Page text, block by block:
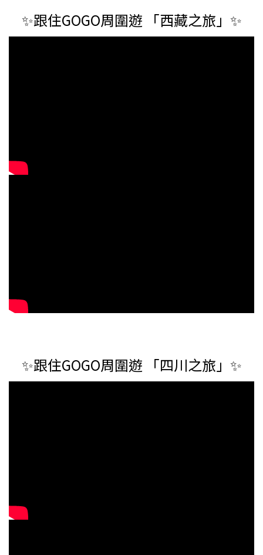
貨可新蒲崗倉庫
即取）
✨跟住GOGO周圍遊 「西藏之旅」✨
✨跟住GOGO周圍遊 「四川之旅」✨